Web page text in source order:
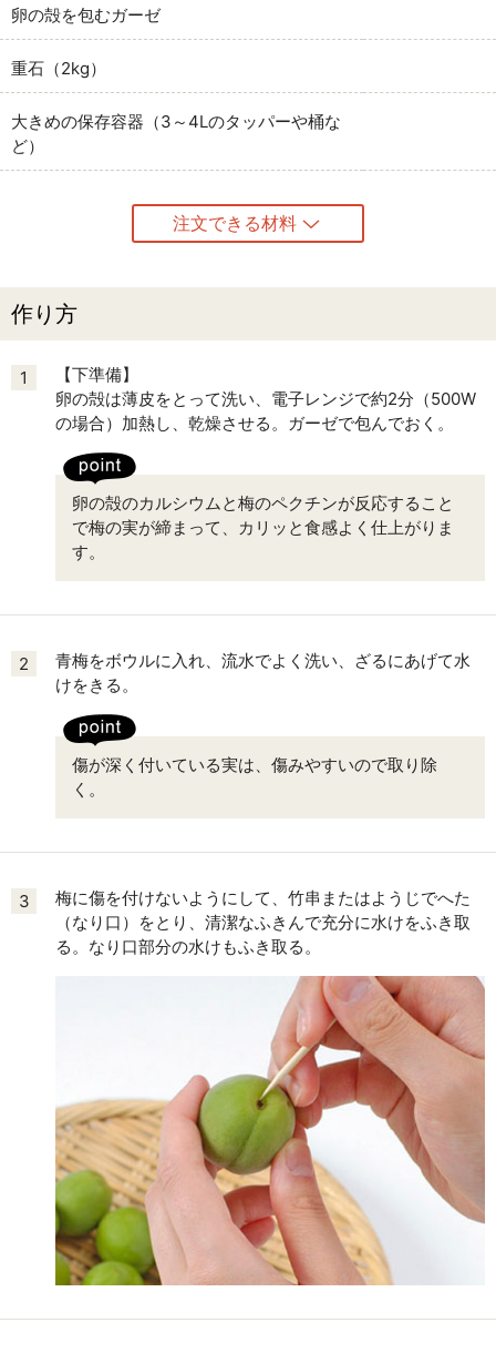
卵の殻を包むガーゼ
重石（2kg）
大きめの保存容器（3～4Lのタッパーや桶な
ど）
注文できる材料
作り方
1
【下準備】
卵の殻は薄皮をとって洗い、電子レンジで約2分（500W
の場合）加熱し、乾燥させる。ガーゼで包んでおく。
卵の殻のカルシウムと梅のペクチンが反応すること
で梅の実が締まって、カリッと食感よく仕上がりま
す。
2
青梅をボウルに入れ、流水でよく洗い、ざるにあげて水
けをきる。
傷が深く付いている実は、傷みやすいので取り除
く。
3
梅に傷を付けないようにして、竹串またはようじでへた
（なり口）をとり、清潔なふきんで充分に水けをふき取
る。なり口部分の水けもふき取る。